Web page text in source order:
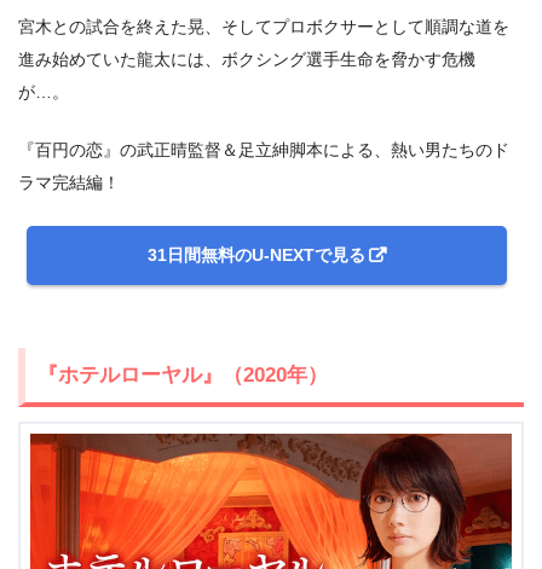
宮木との試合を終えた晃、そしてプロボクサーとして順調な道を
進み始めていた龍太には、ボクシング選手生命を脅かす危機
が…。
『百円の恋』の武正晴監督＆足立紳脚本による、熱い男たちのド
ラマ完結編！
31日間無料のU-NEXTで見る
『ホテルローヤル』（2020年）